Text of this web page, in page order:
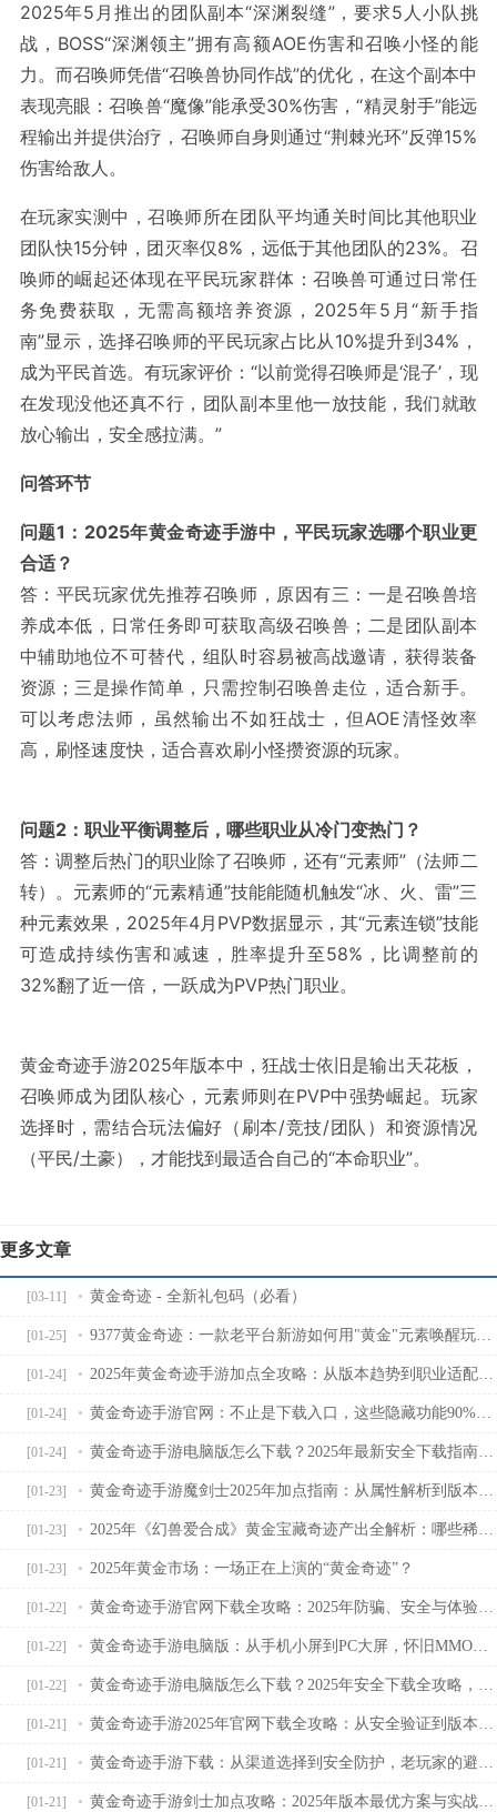
2025年5月推出的团队副本“深渊裂缝”，要求5人小队挑
战，BOSS“深渊领主”拥有高额AOE伤害和召唤小怪的能
力。而召唤师凭借“召唤兽协同作战”的优化，在这个副本中
表现亮眼：召唤兽“魔像”能承受30%伤害，“精灵射手”能远
程输出并提供治疗，召唤师自身则通过“荆棘光环”反弹15%
伤害给敌人。
在玩家实测中，召唤师所在团队平均通关时间比其他职业
团队快15分钟，团灭率仅8%，远低于其他团队的23%。召
唤师的崛起还体现在平民玩家群体：召唤兽可通过日常任
务免费获取，无需高额培养资源，2025年5月“新手指
南”显示，选择召唤师的平民玩家占比从10%提升到34%，
成为平民首选。有玩家评价：“以前觉得召唤师是‘混子’，现
在发现没他还真不行，团队副本里他一放技能，我们就敢
放心输出，安全感拉满。”
问答环节
问题1：2025年黄金奇迹手游中，平民玩家选哪个职业更
合适？
答：平民玩家优先推荐召唤师，原因有三：一是召唤兽培
养成本低，日常任务即可获取高级召唤兽；二是团队副本
中辅助地位不可替代，组队时容易被高战邀请，获得装备
资源；三是操作简单，只需控制召唤兽走位，适合新手。
可以考虑法师，虽然输出不如狂战士，但AOE清怪效率
高，刷怪速度快，适合喜欢刷小怪攒资源的玩家。
问题2：职业平衡调整后，哪些职业从冷门变热门？
答：调整后热门的职业除了召唤师，还有“元素师”（法师二
转）。元素师的“元素精通”技能能随机触发“冰、火、雷”三
种元素效果，2025年4月PVP数据显示，其“元素连锁”技能
可造成持续伤害和减速，胜率提升至58%，比调整前的
32%翻了近一倍，一跃成为PVP热门职业。
黄金奇迹手游2025年版本中，狂战士依旧是输出天花板，
召唤师成为团队核心，元素师则在PVP中强势崛起。玩家
选择时，需结合玩法偏好（刷本/竞技/团队）和资源情况
（平民/土豪），才能找到最适合自己的“本命职业”。
更多文章
[03-11] 黄金奇迹 - 全新礼包码（必看）
[01-25] 9377黄金奇迹：一款老平台新游如何用"黄金"元素唤醒玩家十年记忆？
[01-24] 2025年黄金奇迹手游加点全攻略：从版本趋势到职业适配，新手必看的属性分配指南
[01-24] 黄金奇迹手游官网：不止是下载入口，这些隐藏功能90%玩家不知道
[01-24] 黄金奇迹手游电脑版怎么下载？2025年最新安全下载指南，附模拟器选择与防坑技巧
[01-23] 黄金奇迹手游魔剑士2025年加点指南：从属性解析到版本适配的最优方案
[01-23] 2025年《幻兽爱合成》黄金宝藏奇迹产出全解析：哪些稀有道具值得蹲守？
[01-23] 2025年黄金市场：一场正在上演的“黄金奇迹”？
[01-22] 黄金奇迹手游官网下载全攻略：2025年防骗、安全与体验提升指南
[01-22] 黄金奇迹手游电脑版：从手机小屏到PC大屏，怀旧MMORPG的新打开方式
[01-22] 黄金奇迹手游电脑版怎么下载？2025年安全下载全攻略，避坑指南看这篇就够
[01-21] 黄金奇迹手游2025年官网下载全攻略：从安全验证到版本选择，一篇搞定
[01-21] 黄金奇迹手游下载：从渠道选择到安全防护，老玩家的避坑指南
[01-21] 黄金奇迹手游剑士加点攻略：2025年版本最优方案与实战适配指南